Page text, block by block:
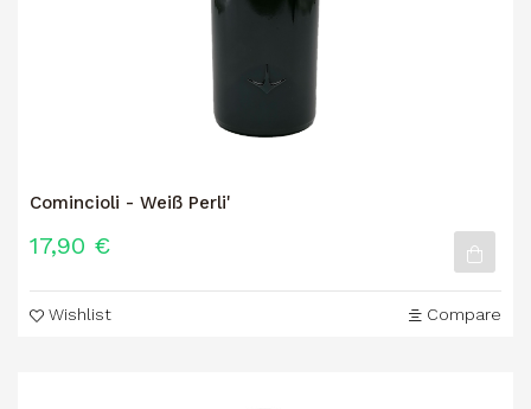
Comincioli - Weiß Perli'
17,90 €
Wishlist Compare